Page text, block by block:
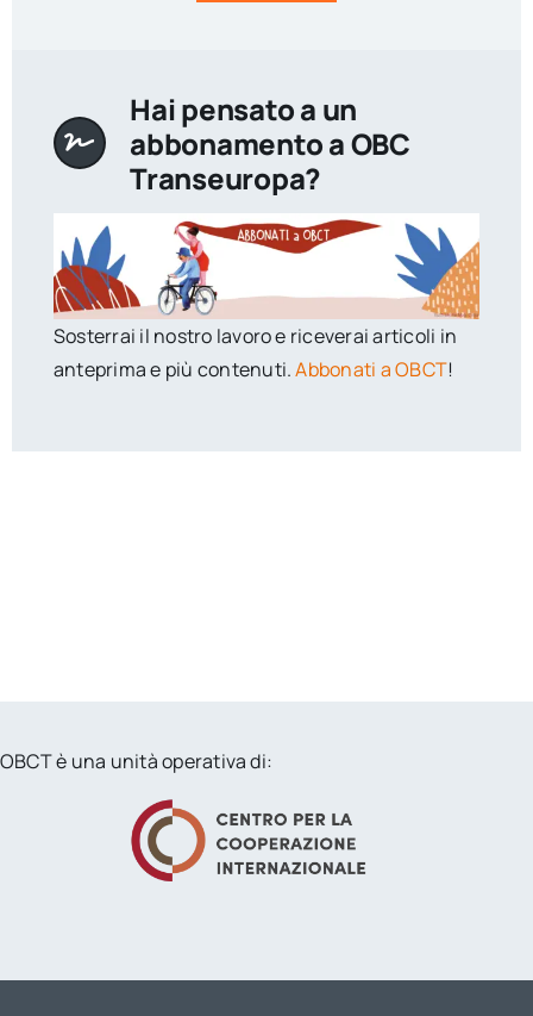
Hai pensato a un
abbonamento a OBC
Transeuropa?
Sosterrai il nostro lavoro e riceverai articoli in
anteprima e più contenuti.Abbonati a OBCT!
OBCT è una unità operativa di: